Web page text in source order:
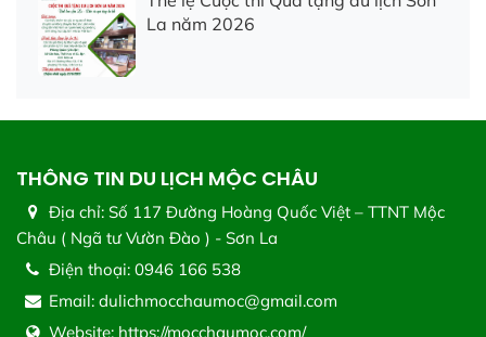
La năm 2026
THÔNG TIN DU LỊCH MỘC CHÂU
Địa chỉ: Số 117 Đường Hoàng Quốc Việt – TTNT Mộc
Châu ( Ngã tư Vườn Đào ) - Sơn La
Điện thoại: 0946 166 538
Email: dulichmocchaumoc@gmail.com
Website: https://mocchaumoc.com/